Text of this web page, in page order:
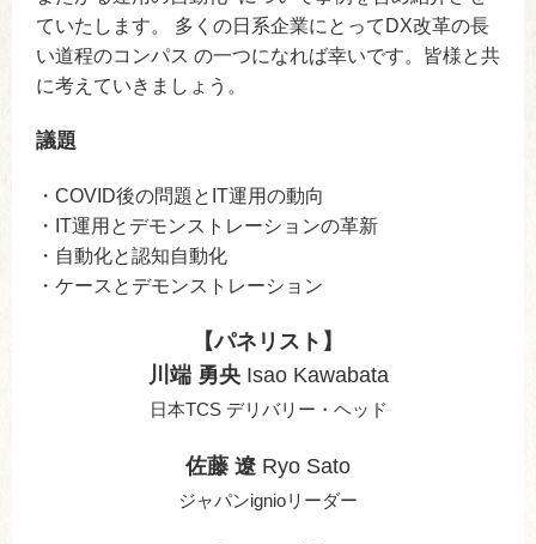
ていたします。 多くの日系企業にとってDX改革の長
い道程のコンパス の一つになれば幸いです。皆様と共
に考えていきましょう。
議題
・COVID後の問題とIT運用の動向
・IT運用とデモンストレーションの革新
・自動化と認知自動化
・ケースとデモンストレーション
【パネリスト】
川端 勇央Isao Kawabata
日本TCS デリバリー・ヘッド
佐藤 遼 Ryo Sato
ジャパンignioリーダー